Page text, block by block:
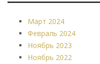
Март 2024
Февраль 2024
Ноябрь 2023
Ноябрь 2022